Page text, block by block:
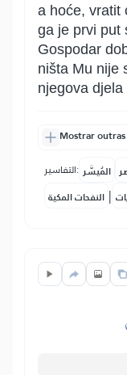
a hoće, vratit
ga je prvi put
Gospodar
ništa Mu nije
njegova djela
Mostrar
التفاسير: المُيسَّر
النفحات المكية |